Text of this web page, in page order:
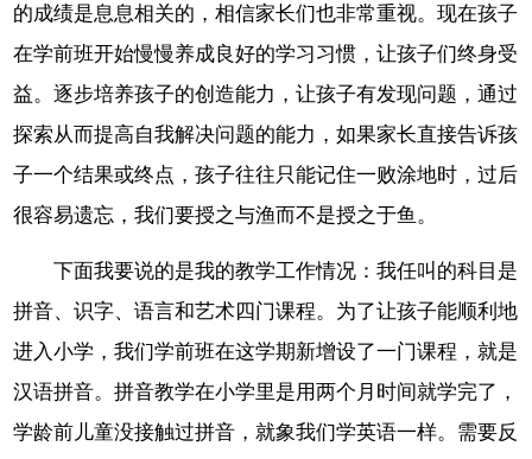
的成绩是息息相关的，相信家长们也非常重视。现在孩子
在学前班开始慢慢养成良好的学习习惯，让孩子们终身受
益。逐步培养孩子的创造能力，让孩子有发现问题，通过
探索从而提高自我解决问题的能力，如果家长直接告诉孩
子一个结果或终点，孩子往往只能记住一败涂地时，过后
很容易遗忘，我们要授之与渔而不是授之于鱼。
下面我要说的是我的教学工作情况：我任叫的科目是
拼音、识字、语言和艺术四门课程。为了让孩子能顺利地
进入小学，我们学前班在这学期新增设了一门课程，就是
汉语拼音。拼音教学在小学里是用两个月时间就学完了，
学龄前儿童没接触过拼音，就象我们学英语一样。需要反